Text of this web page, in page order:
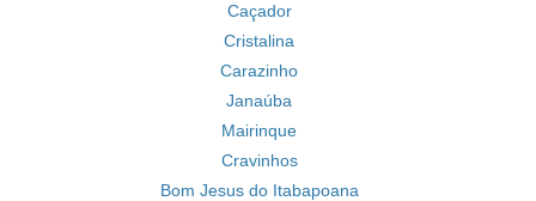
Caçador
Cristalina
Carazinho
Janaúba
Mairinque
Cravinhos
Bom Jesus do Itabapoana